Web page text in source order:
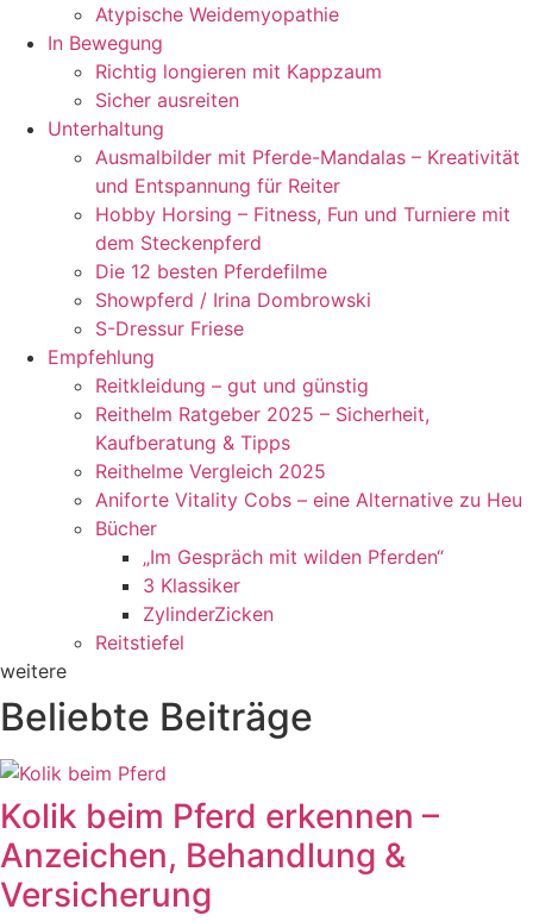
Atypische Weidemyopathie
In Bewegung
Richtig longieren mit Kappzaum
Sicher ausreiten
Unterhaltung
Ausmalbilder mit Pferde-Mandalas – Kreativität
und Entspannung für Reiter
Hobby Horsing – Fitness, Fun und Turniere mit
dem Steckenpferd
Die 12 besten Pferdefilme
Showpferd / Irina Dombrowski
S-Dressur Friese
Empfehlung
Reitkleidung – gut und günstig
Reithelm Ratgeber 2025 – Sicherheit,
Kaufberatung & Tipps
Reithelme Vergleich 2025
Aniforte Vitality Cobs – eine Alternative zu Heu
Bücher
„Im Gespräch mit wilden Pferden“
3 Klassiker
ZylinderZicken
Reitstiefel
weitere
Beliebte Beiträge
Kolik beim Pferd erkennen –
Anzeichen, Behandlung &
Versicherung